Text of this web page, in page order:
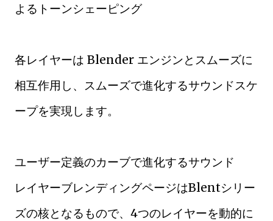
よるトーンシェーピング
各レイヤーは Blender エンジンとスムーズに
相互作用し、スムーズで進化するサウンドスケ
ープを実現します。
ユーザー定義のカーブで進化するサウンド
レイヤーブレンディングページはBlentシリー
ズの核となるもので、4つのレイヤーを動的に